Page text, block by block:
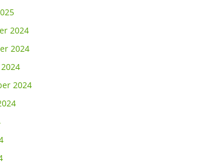
2024
2024
2024